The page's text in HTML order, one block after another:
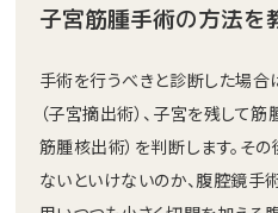
子宮筋腫手術の方法を
手術を行うべきと診断した場合
（子宮摘出術）、子宮を残して
筋腫核出術）を判断します。そ
ないといけないのか、腹腔鏡手